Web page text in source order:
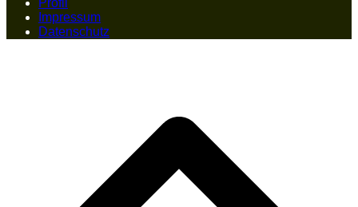
Profil
Impressum
Datenschutz